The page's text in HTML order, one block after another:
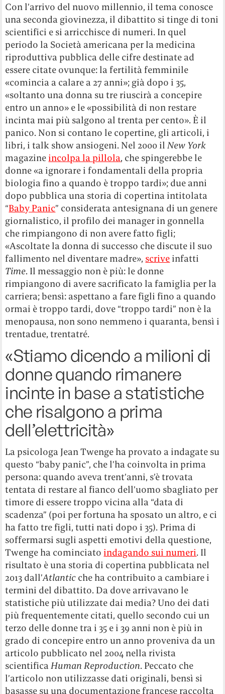
Con l’arrivo del nuovo millennio, il tema conosce
una seconda giovinezza, il dibattito si tinge di toni
scientifici e si arricchisce di numeri. In quel
periodo la Società americana per la medicina
riproduttiva pubblica delle cifre destinate ad
essere citate ovunque: la fertilità femminile
«comincia a calare a 27 anni»; già dopo i 35,
«soltanto una donna su tre riuscirà a concepire
entro un anno» e le «possibilità di non restare
incinta mai più salgono al trenta per cento». È il
panico. Non si contano le copertine, gli articoli, i
libri, i talk show ansiogeni. Nel 2000 ilNew York
magazine incolpa la pillola, che spingerebbe le
donne «a ignorare i fondamentali della propria
biologia fino a quando è troppo tardi»; due anni
dopo pubblica una storia di copertina intitolata
“Baby Panic” considerata antesignana di un genere
giornalistico, il profilo dei manager in gonnella
che rimpiangono di non avere fatto figli;
«Ascoltate la donna di successo che discute il suo
fallimento nel diventare madre», scrive infatti
Time. Il messaggio non è più: le donne
rimpiangono di avere sacrificato la famiglia per la
carriera; bensì: aspettano a fare figli fino a quando
ormai è troppo tardi, dove “troppo tardi” non è la
menopausa, non sono nemmeno i quaranta, bensì i
trentadue, trentatré.
«Stiamo dicendo a milioni di
donne quando rimanere
incinte in base a statistiche
che risalgono a prima
dell’elettricità»
La psicologa Jean Twenge ha provato a indagate su
questo “baby panic”, che l’ha coinvolta in prima
persona: quando aveva trent’anni, s’è trovata
tentata di restare al fianco dell’uomo sbagliato per
timore di essere troppo vicina alla “data di
scadenza” (poi per fortuna ha sposato un altro, e ci
ha fatto tre figli, tutti nati dopo i 35). Prima di
soffermarsi sugli aspetti emotivi della questione,
Twenge ha cominciato indagando sui numeri. Il
risultato è una storia di copertina pubblicata nel
2013 dall’Atlantic che ha contribuito a cambiare i
termini del dibattito. Da dove arrivavano le
statistiche più utilizzate dai media? Uno dei dati
più frequentemente citati, quello secondo cui un
terzo delle donne tra i 35 e i 39 anni non è più in
grado di concepire entro un anno proveniva da un
articolo pubblicato nel 2004 nella rivista
scientificaHuman Reproduction. Peccato che
l’articolo non utilizzasse dati originali, bensì si
basasse su una documentazione francese raccolta